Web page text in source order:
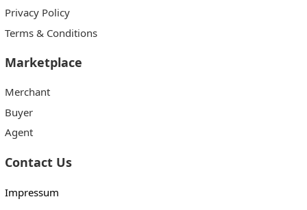
Privacy Policy
Terms & Conditions
Marketplace
Merchant
Buyer
Agent
Contact Us
Impressum